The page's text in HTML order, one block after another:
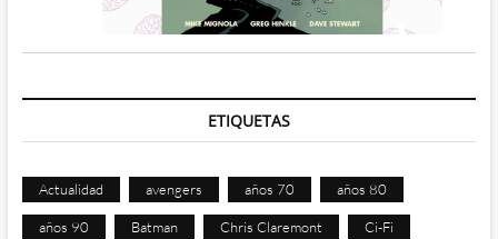
ETIQUETAS
Actualidad avengers años 70 años 80
años 90 Batman Chris Claremont Ci-Fi